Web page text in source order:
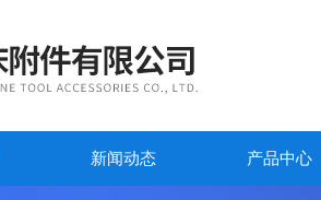
新闻动态 产品中心